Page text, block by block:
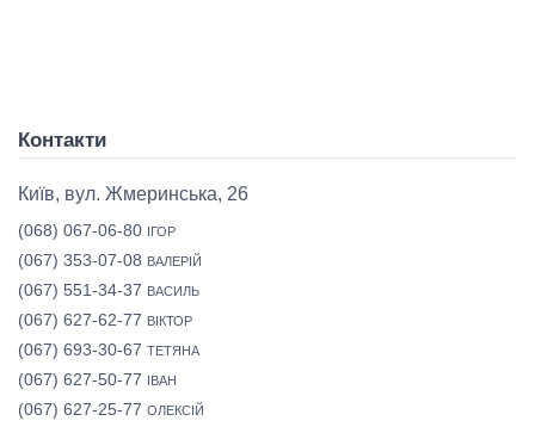
Контакти
Київ, вул. Жмеринська, 26
(068) 067-06-80 ІГОР
(067) 353-07-08 ВАЛЕРІЙ
(067) 551-34-37 ВАСИЛЬ
(067) 627-62-77 ВІКТОР
(067) 693-30-67 ТЕТЯНА
(067) 627-50-77 ІВАН
(067) 627-25-77 ОЛЕКСІЙ